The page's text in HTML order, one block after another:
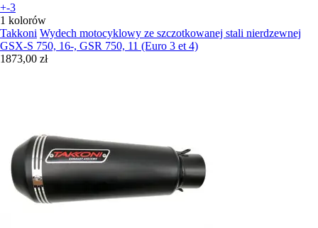
+-3
1 kolorów
Takkoni Wydech motocyklowy ze szczotkowanej stali nierdzewnej
GSX-S 750, 16-, GSR 750, 11 (Euro 3 et 4)
1873,00 zł